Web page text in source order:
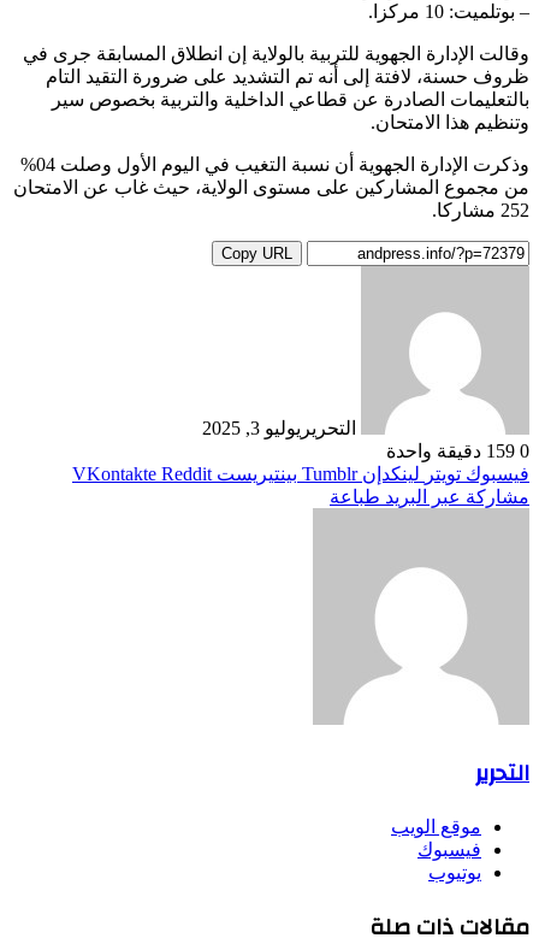
– بوتلميت: 10 مركزا.
وقالت الإدارة الجهوية للتربية بالولاية إن انطلاق المسابقة جرى في
ظروف حسنة، لافتة إلى أنه تم التشديد على ضرورة التقيد التام
بالتعليمات الصادرة عن قطاعي الداخلية والتربية بخصوص سير
وتنظيم هذا الامتحان.
وذكرت الإدارة الجهوية أن نسبة التغيب في اليوم الأول وصلت 04%
من مجموع المشاركين على مستوى الولاية، حيث غاب عن الامتحان
252 مشاركا.
Copy URL
التحرير يوليو 3, 2025
0
دقيقة واحدة
فيسبوك تويتر لينكدإن بينتيريست
مشاركة عبر البريد طباعة
التحرير
موقع الويب
فيسبوك
يوتيوب
مقالات ذات صلة